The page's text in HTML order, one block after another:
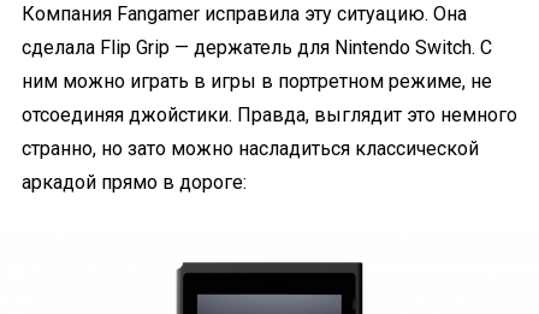
Компания Fangamer исправила эту ситуацию. Она
сделала Flip Grip — держатель для Nintendo Switch. С
ним можно играть в игры в портретном режиме, не
отсоединяя джойстики. Правда, выглядит это немного
странно, но зато можно насладиться классической
аркадой прямо в дороге: